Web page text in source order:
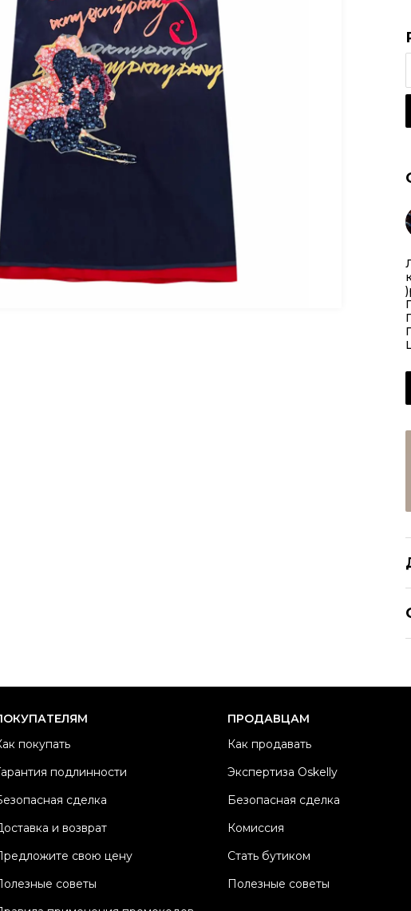
покупать
подлинности
сделка
и возврат
свою цену
советы
ПРОДАВЦАМ
Как продавать
Экспертиза Oskelly
Безопасная сделка
Комиссия
Стать бутиком
Полезные советы